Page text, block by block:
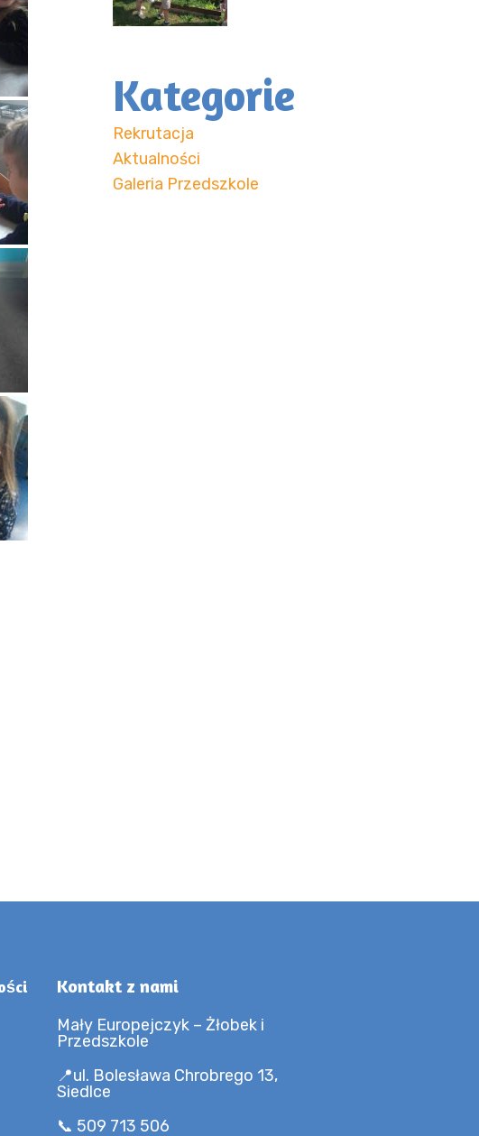
Kategorie
Rekrutacja
Aktualności
Galeria Przedszkole
Kontakt z nami
Mały Europejczyk – Żłobek i
Przedszkole
📍ul. Bolesława Chrobrego 13,
Siedlce
📞 509 713 506